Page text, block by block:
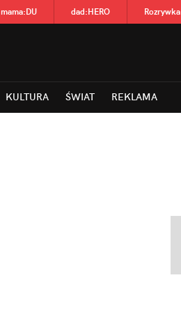
mama:DU dad:HERO Rozrywka
KULTURA ŚWIAT REKLAMA